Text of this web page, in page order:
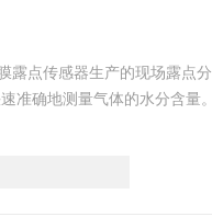
露点传感器生产的现场露点分
确地测量气体的水分含量。